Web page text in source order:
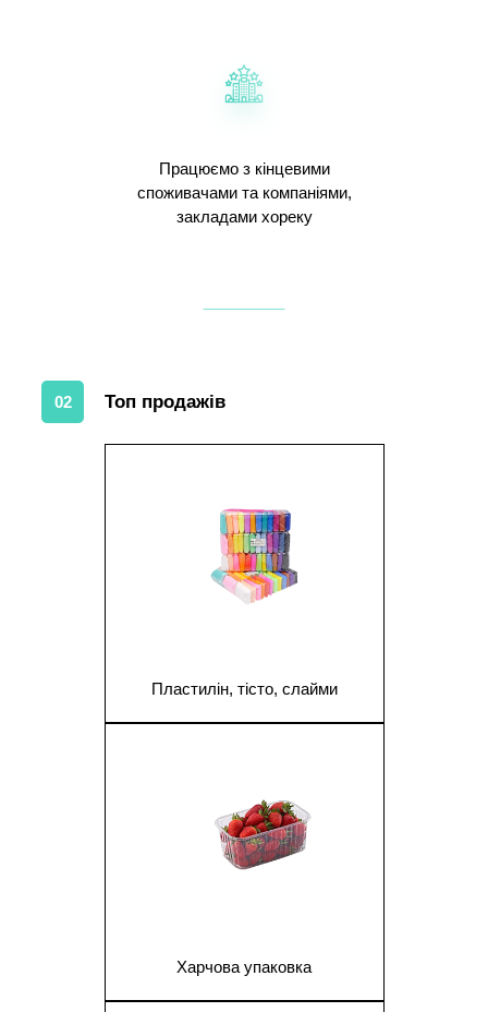
Працюємо з кінцевими
споживачами та компаніями,
закладами хореку
02 Топ продажів
Пластилін, тісто, слайми
Харчова упаковка